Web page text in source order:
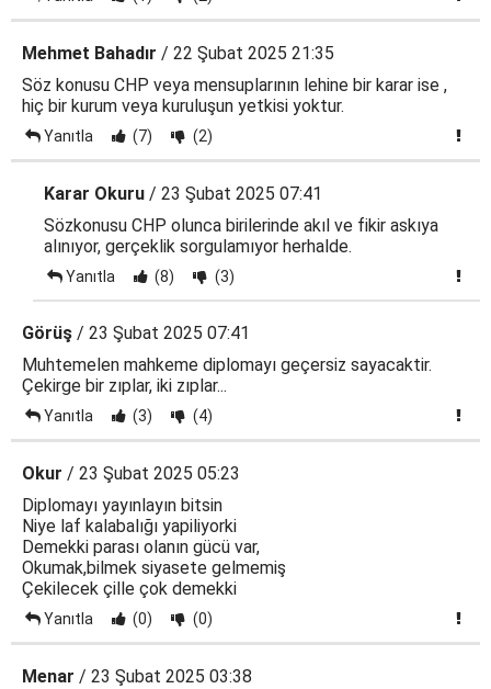
Mehmet Bahadır / 22 Şubat 2025 21:35
Söz konusu CHP veya mensuplarının lehine bir karar ise ,
hiç bir kurum veya kuruluşun yetkisi yoktur.
Yanıtla (7) (2)
Karar Okuru / 23 Şubat 2025 07:41
Sözkonusu CHP olunca birilerinde akıl ve fikir askıya
alınıyor, gerçeklik sorgulamıyor herhalde.
Yanıtla (8) (3)
Görüş / 23 Şubat 2025 07:41
Muhtemelen mahkeme diplomayı geçersiz sayacaktir.
Çekirge bir zıplar, iki zıplar...
Yanıtla (3) (4)
Okur / 23 Şubat 2025 05:23
Diplomayı yayınlayın bitsin
Niye laf kalabalığı yapiliyorki
Demekki parası olanın gücü var,
Okumak,bilmek siyasete gelmemiş
Çekilecek çille çok demekki
Yanıtla (0) (0)
Menar / 23 Şubat 2025 03:38